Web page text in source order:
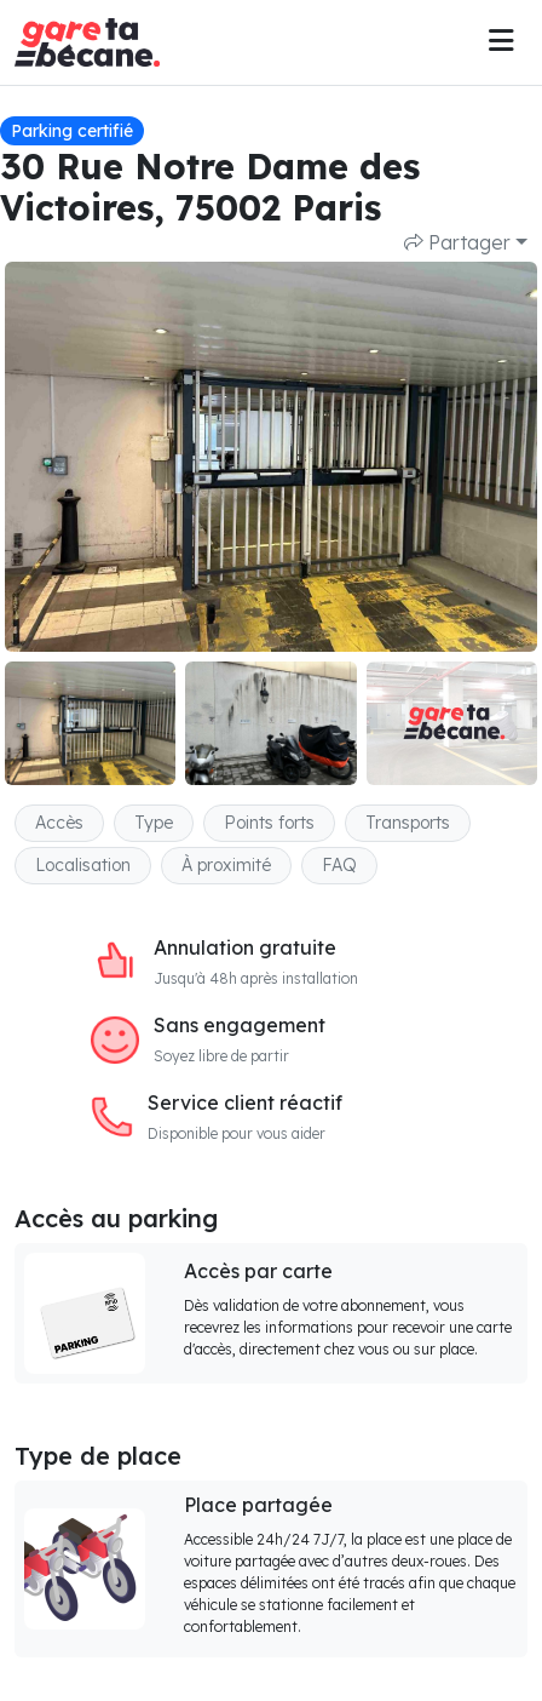
Parking certifié
30 Rue Notre Dame des
Victoires, 75002 Paris
Partager
Accès Type Points forts
Transports
Localisation
À proximité FAQ
Annulation gratuite
Jusqu'à 48h après installation
Sans engagement
Soyez libre de partir
Service client réactif
Disponible pour vous aider
Accès au parking
Accès par carte
Dès validation de votre abonnement, vous
recevrez les informations pour recevoir une carte
d'accès, directement chez vous ou sur place.
Type de place
Place partagée
Accessible 24h/24 7J/7, la place est une place de
voiture partagée avec d’autres deux-roues. Des
espaces délimitées ont été tracés afin que chaque
véhicule se stationne facilement et
confortablement.